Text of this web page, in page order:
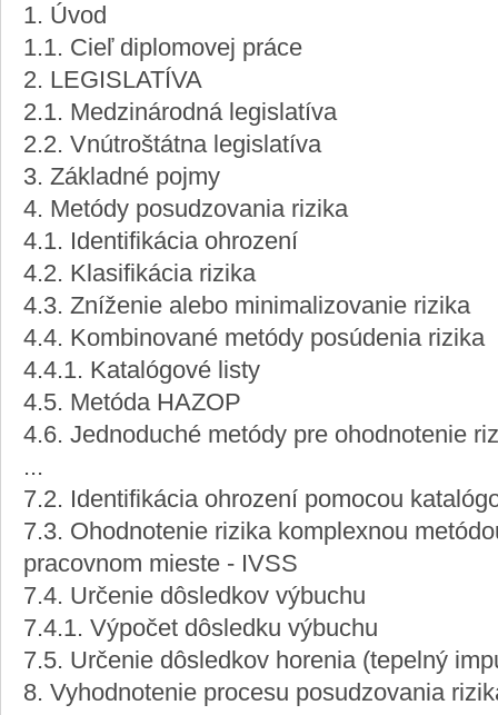
1. Úvod
1.1. Cieľ diplomovej práce
2. LEGISLATÍVA
2.1. Medzinárodná legislatíva
2.2. Vnútroštátna legislatíva
3. Základné pojmy
4. Metódy posudzovania rizika
4.1. Identifikácia ohrození
4.2. Klasifikácia rizika
4.3. Zníženie alebo minimalizovanie rizika
4.4. Kombinované metódy posúdenia rizika
4.4.1. Katalógové listy
4.5. Metóda HAZOP
4.6. Jednoduché metódy pre ohodnotenie
...
7.2. Identifikácia ohrození pomocou
7.3. Ohodnotenie rizika komplexnou
pracovnom mieste - IVSS
7.4. Určenie dôsledkov výbuchu
7.4.1. Výpočet dôsledku výbuchu
7.5. Určenie dôsledkov horenia (tepelný
8. Vyhodnotenie procesu posudzovania